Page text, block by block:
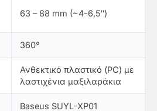
63 – 88 mm (~4-6,5″)
360°
Ανθεκτικό πλαστικό (PC) με
λαστιχένια μαξιλαράκια
Baseus SUYL-XP01